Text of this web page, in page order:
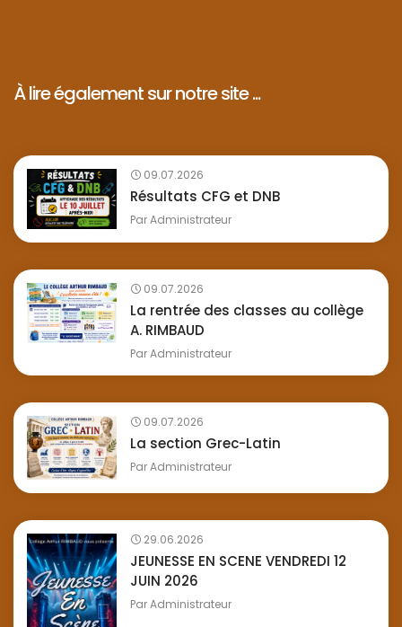
À lire également sur notre site ...
09.07.2026
Résultats CFG et DNB
ParAdministrateur
09.07.2026
La rentrée des classes au collège
A. RIMBAUD
ParAdministrateur
09.07.2026
La section Grec-Latin
ParAdministrateur
29.06.2026
JEUNESSE EN SCENE VENDREDI 12
JUIN 2026
ParAdministrateur